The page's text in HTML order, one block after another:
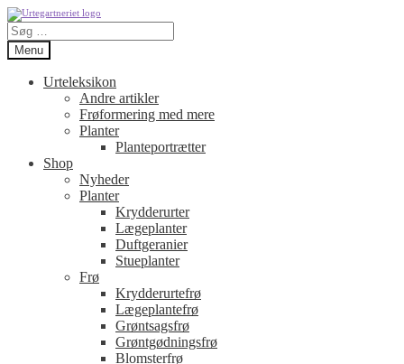
Spring
til
navigation
Spring
til
indhold
Søg
efter:
Menu
Urteleksikon
Andre artikler
Frøformering med mere
Planter
Planteportrætter
Shop
Nyheder
Planter
Krydderurter
Lægeplanter
Duftgeranier
Stueplanter
Frø
Krydderurtefrø
Lægeplantefrø
Grøntsagsfrø
Grøntgødningsfrø
Blomsterfrø